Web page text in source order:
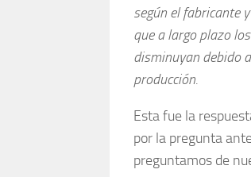
según el fabricante
que a largo plazo
disminuyan debido
producción.
Esta fue la
por la pregunta
preguntamos de